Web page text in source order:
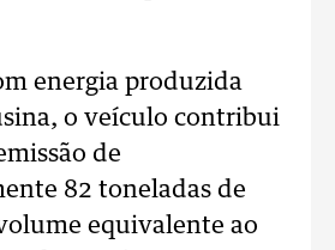
energia produzida
o veículo contribui
de
82 toneladas de
equivalente ao